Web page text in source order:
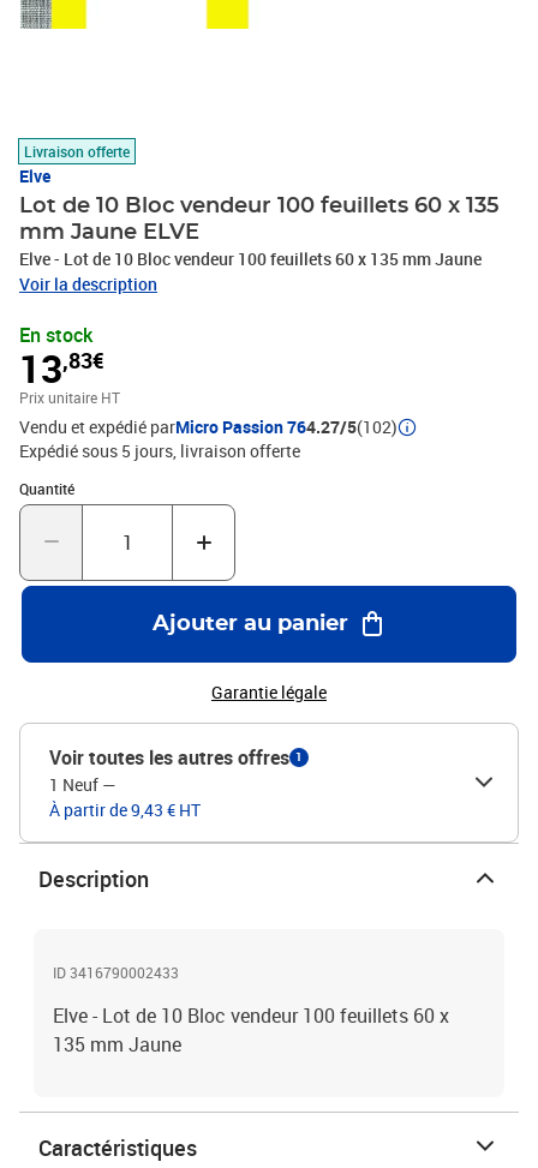
Livraison offerte
Elve
Lot de 10 Bloc vendeur 100 feuillets 60 x 135
mm Jaune ELVE
Elve - Lot de 10 Bloc vendeur 100 feuillets 60 x 135 mm Jaune
Voir la description
En stock
13,83€
Prix unitaire HT
Vendu et expédié parMicro Passion 764.27/5(102)
Expédié sous 5 jours livraison offerte
Quantité
Quantité : 1
Ajouter au panier
Garantie légale
Voir toutes les autres offres 1
1 Neuf —
À partir de 9,43 € HT
Description
ID 3416790002433
Elve - Lot de 10 Bloc vendeur 100 feuillets 60 x
135 mm Jaune
Caractéristiques